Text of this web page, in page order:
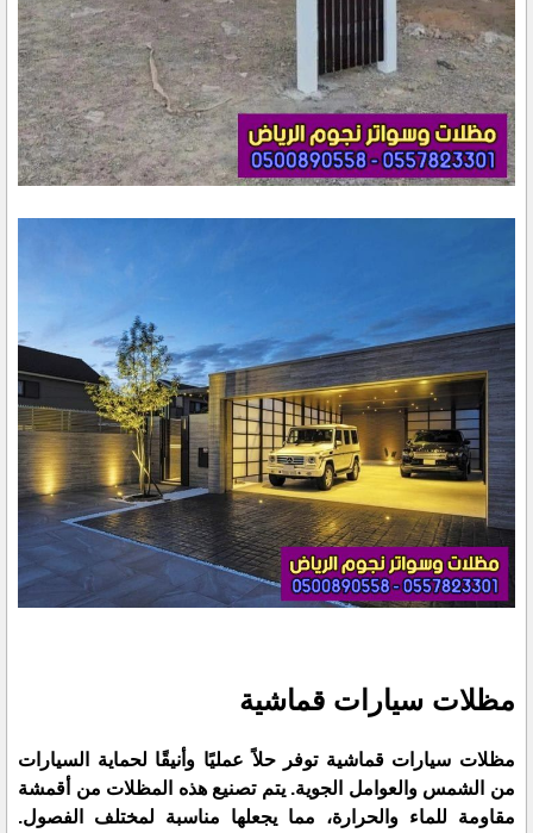
مظلات سيارات قماشية
مظلات سيارات قماشية توفر حلاً عمليًا وأنيقًا لحماية السيارات
من الشمس والعوامل الجوية. يتم تصنيع هذه المظلات من أقمشة
مقاومة للماء والحرارة، مما يجعلها مناسبة لمختلف الفصول.